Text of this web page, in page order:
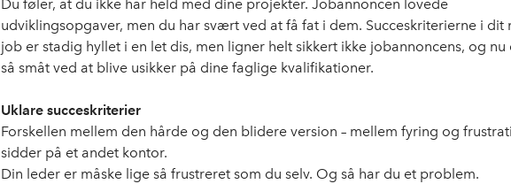
Du føler, at du ikke har held med dine projekter. Jobannoncen lovede
udviklingsopgaver, men du har svært ved at få fat i dem. Succeskriterierne i dit
job er stadig hyllet i en let dis, men ligner helt sikkert ikke jobannoncens, og nu
så småt ved at blive usikker på dine faglige kvalifikationer.
Uklare succeskriterier
Forskellen mellem den hårde og den blidere version – mellem fyring og
sidder på et andet kontor.
Din leder er måske lige så frustreret som du selv. Og så har du et problem.